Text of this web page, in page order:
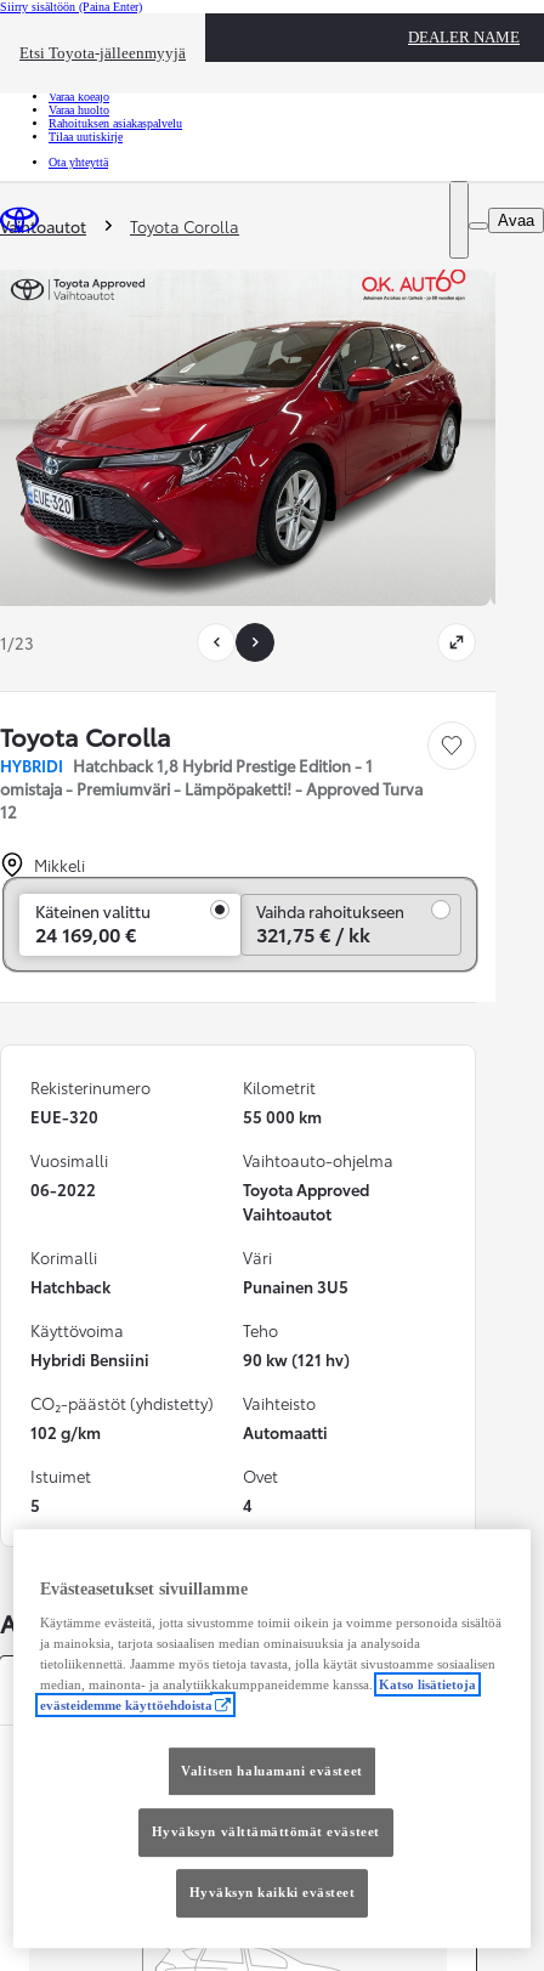
Siirry sisältöön (Paina Enter)
Etsi Toyota-jälleenmyyjä
DEALER NAME
Toyota palvelee Sulje
Varaa koeajo
Varaa huolto
Rahoituksen asiakaspalvelu
Tilaa uutiskirje
Ota yhteyttä
Avaa
Olet täällä
Vaihtoautot Toyota Corolla
1/23
Toyota Corolla
HYBRIDI Hatchback 1,8 Hybrid Prestige Edition - 1
omistaja - Premiumväri - Lämpöpaketti! - Approved Turva
12
Tallenna auto
Mikkeli
Käteinen valittu
24 169,00 €
Vaihda rahoitukseen
321,75 € / kk
Rekisterinumero
EUE-320
Kilometrit
55 000 km
Vuosimalli
06-2022
Vaihtoauto-ohjelma
Toyota Approved
Vaihtoautot
Korimalli
Hatchback
Väri
Punainen 3U5
Käyttövoima
Hybridi Bensiini
Teho
90 kw (121 hv)
CO₂-päästöt (yhdistetty)
102 g/km
Vaihteisto
Automaatti
Istuimet
5
Ovet
4
Auton lisätiedot
Tekniset tiedot
Evästeasetukset sivuillamme
Käytämme evästeitä, jotta sivustomme toimii oikein ja voimme personoida sisältöä
ja mainoksia, tarjota sosiaalisen median ominaisuuksia ja analysoida
tietoliikennettä. Jaamme myös tietoja tavasta, jolla käytät sivustoamme sosiaalisen
median, mainonta- ja analytiikkakumppaneidemme kanssa.
Katso lisätietoja
evästeidemme käyttöehdoista
Valitsen haluamani evästeet
Hyväksyn välttämättömät evästeet
Hyväksyn kaikki evästeet